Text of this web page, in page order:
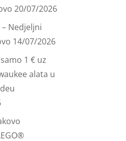
20/07/2026
Nedjeljni
14/07/2026
1 € uz
alata u